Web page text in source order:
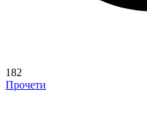
182
Прочети